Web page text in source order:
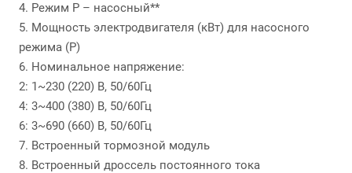
4. Режим P – насосный**
5. Мощность электродвигателя (кВт) для насосного
режима (P)
6. Номинальное напряжение:
2: 1~230 (220) В, 50/60Гц
4: 3~400 (380) В, 50/60Гц
6: 3~690 (660) В, 50/60Гц
7. Встроенный тормозной модуль
8. Встроенный дроссель постоянного тока